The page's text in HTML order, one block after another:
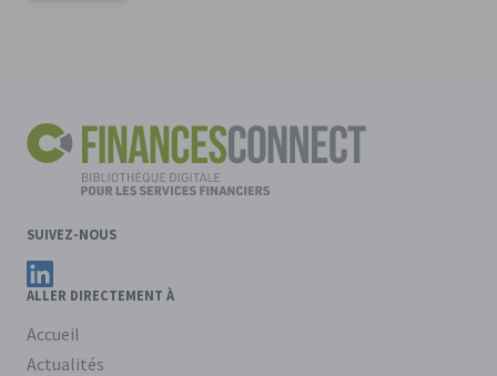
SUIVEZ-NOUS
Suivez FinancesConnect sur LinkedIn
ALLER DIRECTEMENT À
Accueil
Actualités